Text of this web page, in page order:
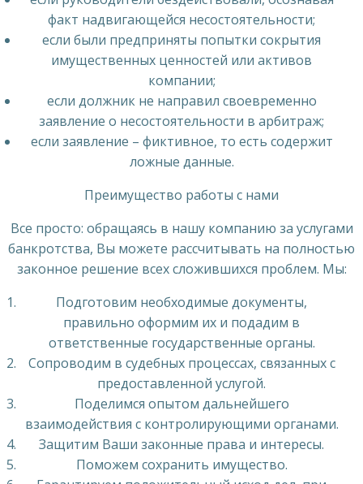
факт надвигающейся несостоятельности;
если были предприняты попытки сокрытия
имущественных ценностей или активов
компании;
если должник не направил своевременно
заявление о несостоятельности в арбитраж;
если заявление – фиктивное, то есть содержит
ложные данные.
Преимущество работы с нами
Все просто: обращаясь в нашу компанию за услугами
банкротства, Вы можете рассчитывать на полностью
законное решение всех сложившихся проблем. Мы:
Подготовим необходимые документы,
правильно оформим их и подадим в
ответственные государственные органы.
Сопроводим в судебных процессах, связанных с
предоставленной услугой.
Поделимся опытом дальнейшего
взаимодействия с контролирующими органами.
Защитим Ваши законные права и интересы.
Поможем сохранить имущество.